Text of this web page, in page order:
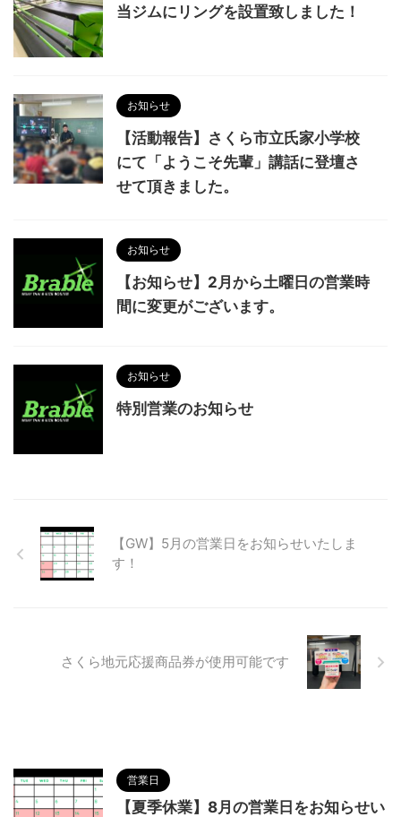
当ジムにリングを設置致しました！
お知らせ
【活動報告】さくら市立氏家小学校
にて「ようこそ先輩」講話に登壇さ
せて頂きました。
お知らせ
【お知らせ】2月から土曜日の営業時
間に変更がございます。
お知らせ
特別営業のお知らせ
【GW】5月の営業日をお知らせいたしま
す！
さくら地元応援商品券が使用可能です
営業日
【夏季休業】8月の営業日をお知らせい